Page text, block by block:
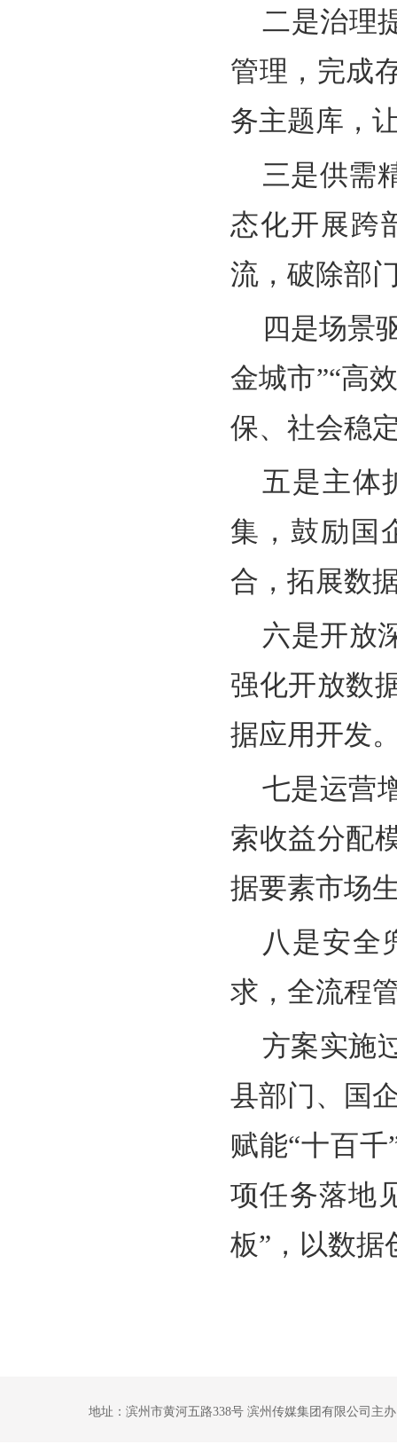
二是治理
管理，完成
务主题库，
三是供需
态化开展跨
流，破除部
四是场景
金城市”“高
保、社会稳
五是主体
集，鼓励国
合，拓展数
六是开放
强化开放数
据应用开发
七是运营
索收益分配
据要素市场
八是安全
求，全流程
方案实施
县部门、国
赋能“十百
项任务落地
板”，以数据
地址：滨州市黄河五路338号 滨州传媒集团有限公司主